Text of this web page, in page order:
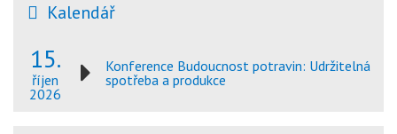
Kalendář
15.
říjen
2026
Konference Budoucnost potravin: Udržitelná
spotřeba a produkce